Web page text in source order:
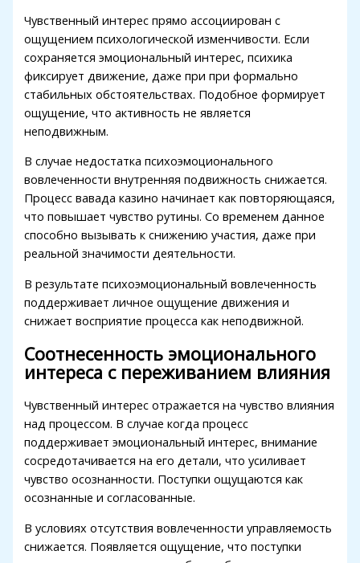
jojobet
holiganbet giriş
grandpashabet
jojobet
holiganbet
Hacklink Panel
1xbet
betwild
betwoon
betvakti
betvole
Чувственный интерес прямо ассоциирован с
ощущением психологической изменчивости. Если
сохраняется эмоциональный интерес, психика
фиксирует движение, даже при при формально
стабильных обстоятельствах. Подобное формирует
ощущение, что активность не является
неподвижным.
В случае недостатка психоэмоционального
вовлеченности внутренняя подвижность снижается.
Процесс вавада казино начинает как повторяющаяся,
что повышает чувство рутины. Со временем данное
способно вызывать к снижению участия, даже при
реальной значимости деятельности.
В результате психоэмоциональный вовлеченность
поддерживает личное ощущение движения и
снижает восприятие процесса как неподвижной.
Соотнесенность эмоционального
интереса с переживанием влияния
Чувственный интерес отражается на чувство влияния
над процессом. В случае когда процесс
поддерживает эмоциональный интерес, внимание
сосредотачивается на его детали, что усиливает
чувство осознанности. Поступки ощущаются как
осознанные и согласованные.
В условиях отсутствия вовлеченности управляемость
снижается. Появляется ощущение, что поступки